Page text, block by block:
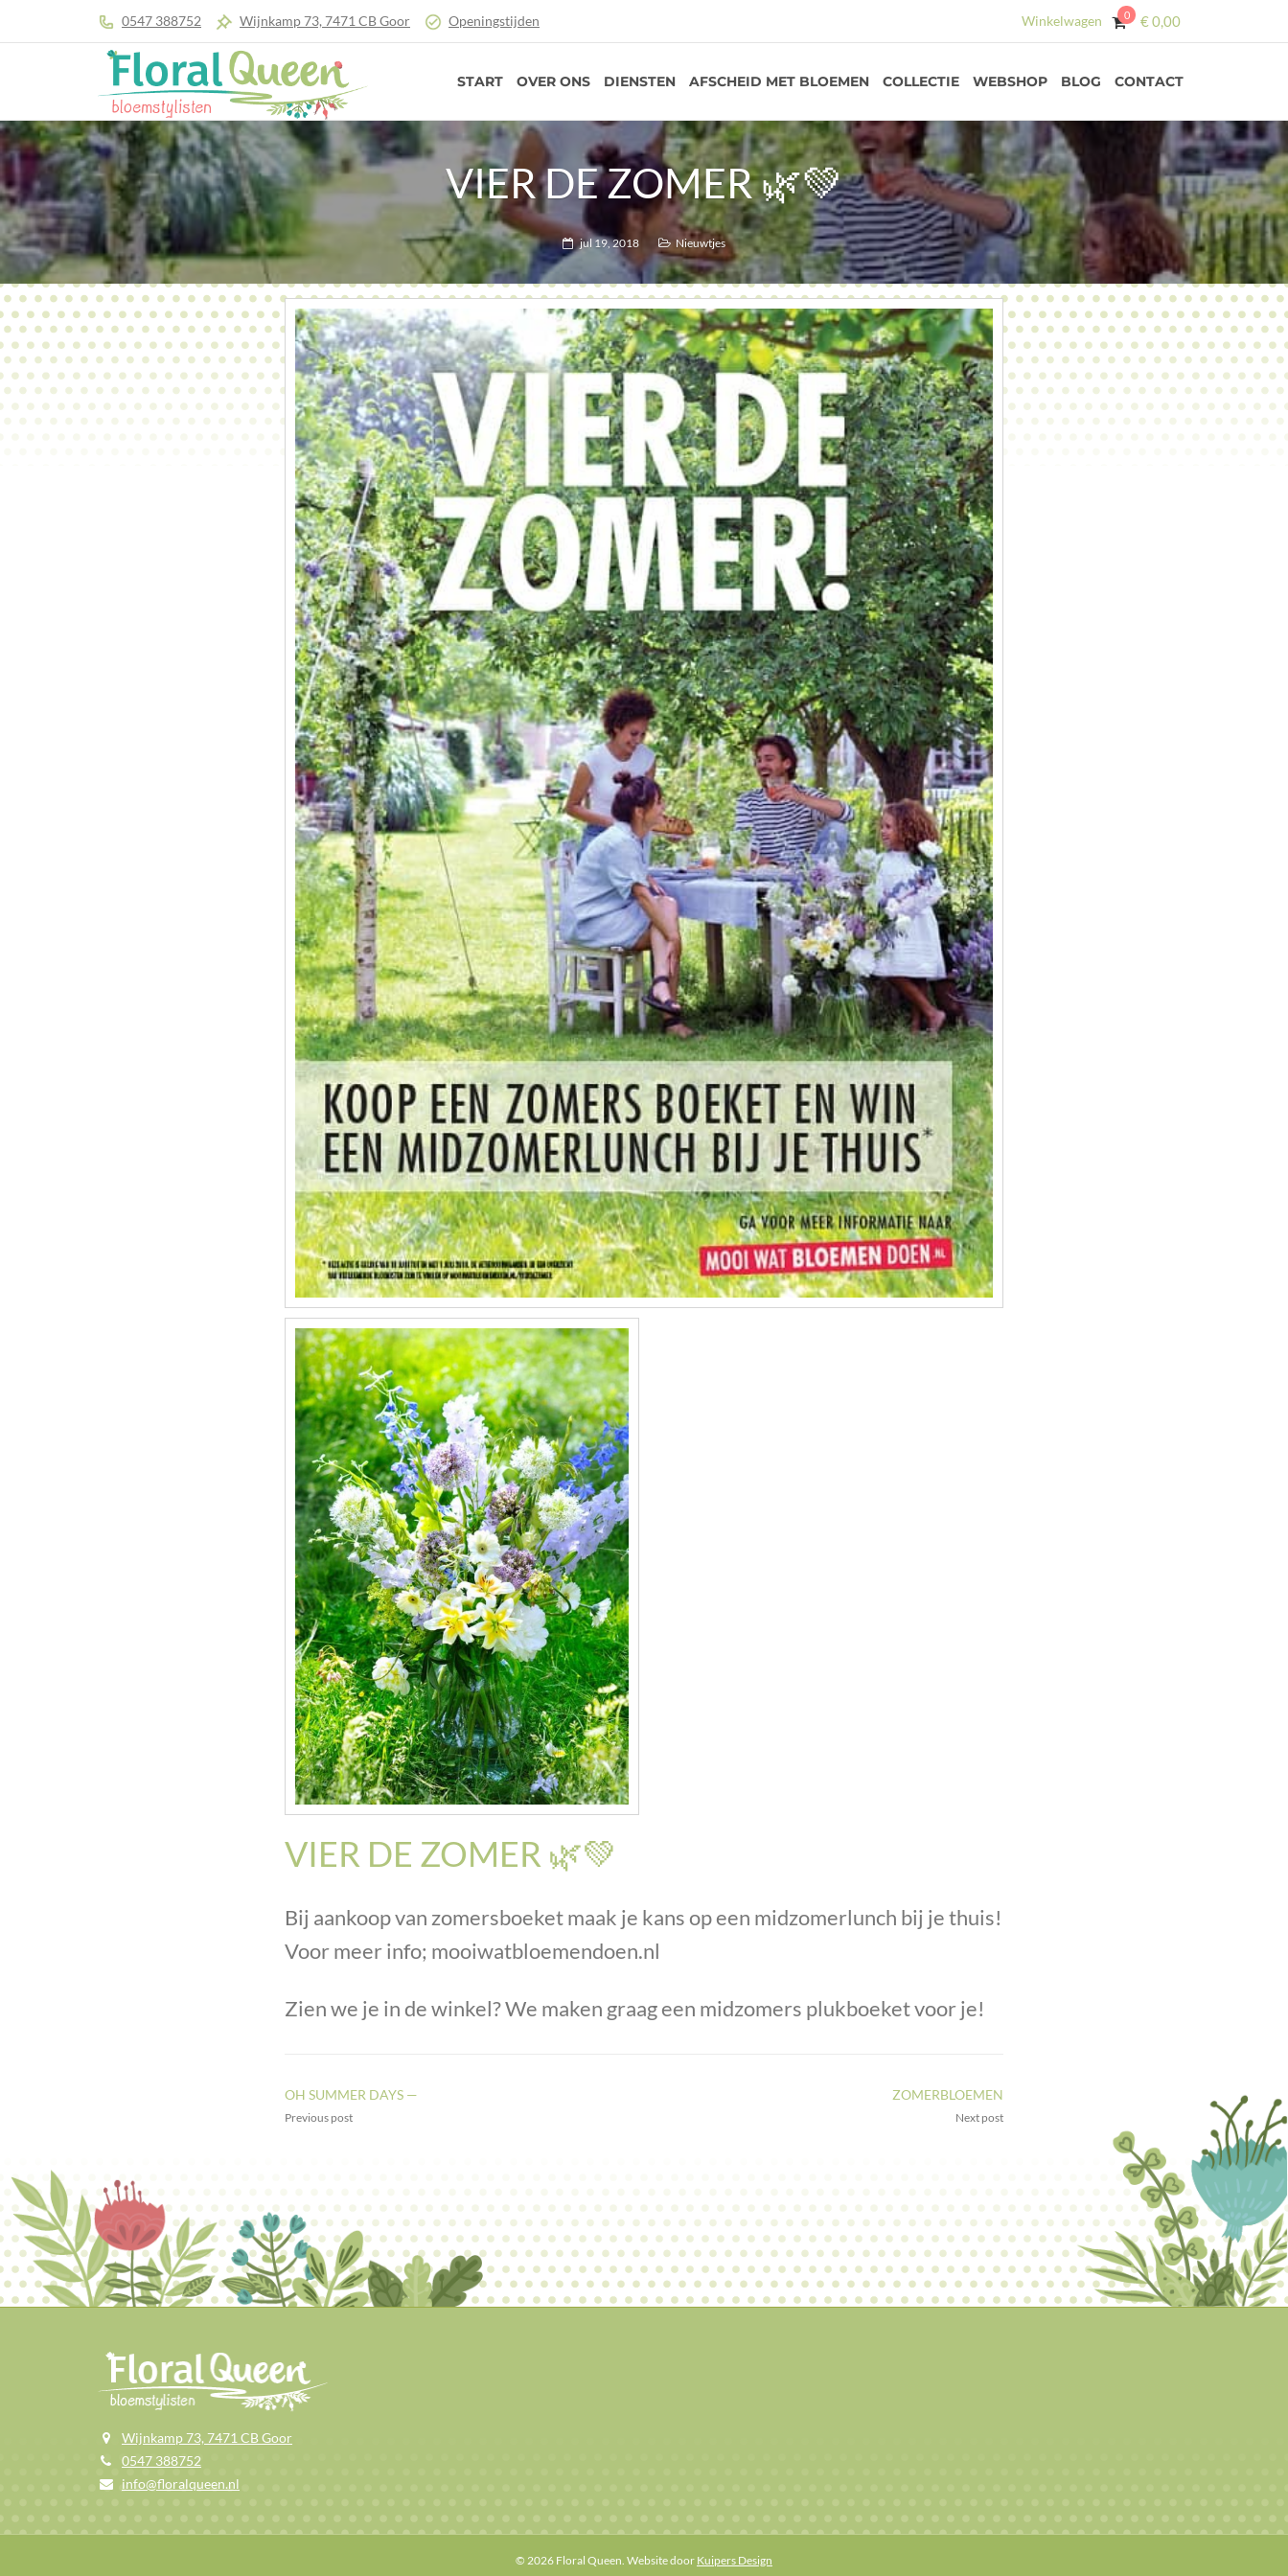
0547 388752 Wijnkamp 73, 7471 CB Goor Openingstijden Winkelwagen 0 €0,00
START OVER ONS DIENSTEN AFSCHEID MET BLOEMEN COLLECTIE WEBSHOP BLOG CONTACT
VIER DE ZOMER 🌿💚
jul 19, 2018 Nieuwtjes
VIER DE ZOMER 🌿💚
Bij aankoop van zomersboeket maak je kans op een midzomerlunch bij je thuis!
Voor meer info; mooiwatbloemendoen.nl
Zien we je in de winkel? We maken graag een midzomers plukboeket voor je!
OH SUMMER DAYS —
Previous post
ZOMERBLOEMEN
Next post
Wijnkamp 73, 7471 CB Goor
0547 388752
info@floralqueen.nl
© 2026 Floral Queen. Website door Kuipers Design